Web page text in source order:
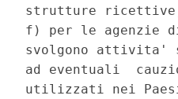
strutture
f) per le agenzie
svolgono attivita'
ad eventuali
utilizzati nei